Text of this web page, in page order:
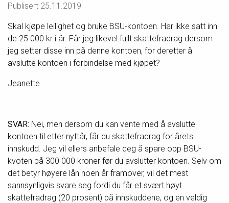
Publisert 25.11.2019
Skal kjøpe leilighet og bruke BSU-kontoen. Har ikke satt inn
de 25 000 kr i år. Får jeg likevel fullt skattefradrag dersom
jeg setter disse inn på denne kontoen, for deretter å
avslutte kontoen i forbindelse med kjøpet?
Jeanette
SVAR: Nei, men dersom du kan vente med å avslutte
kontoen til etter nyttår, får du skattefradrag for årets
innskudd. Jeg vil ellers anbefale deg å spare opp BSU-
kvoten på 300 000 kroner før du avslutter kontoen. Selv om
det betyr høyere lån noen år framover, vil det mest
sannsynligvis svare seg fordi du får et svært høyt
skattefradrag (20 prosent) på innskuddene, og en veldig